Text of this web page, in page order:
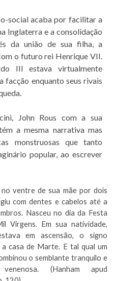
social acaba por facilitar a
Inglaterra e a consolidação
da união de sua filha, a
o futuro rei Henrique VII.
III estava virtualmente
facção enquanto seus rivais
John Rous com a sua
a mesma narrativa mas
monstruosas que tanto
popular, ao escrever
no ventre de sua mãe por dois
com dentes e cabelos até a
Nasceu no dia da Festa
Virgens. Em sua natividade,
em ascensão, o signo
casa de Marte. E tal qual um
o semblante tranquilo e
(Hanham apud